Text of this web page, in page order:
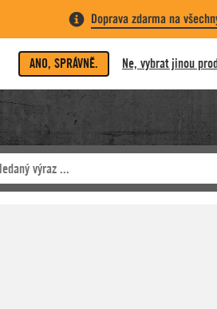
Doprava zdarma na
ANO, SPRÁVNĚ. Ne, vybrat jinou